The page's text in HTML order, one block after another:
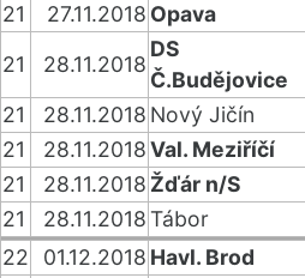
21
27.11.2018 Opava
21
28.11.2018
DS
Č.Budějovice
21
28.11.2018 Nový Jičín
21
28.11.2018Val. Meziříčí
21
28.11.2018 Žďár n/S
21
28.11.2018Tábor
22
01.12.2018 Havl. Brod